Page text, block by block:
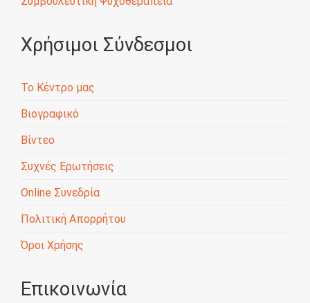
Χρήσιμοι Σύνδεσμοι
Το Κέντρο μας
Βιογραφικό
Βίντεο
Συχνές Ερωτήσεις
Online Συνεδρία
Πολιτική Απορρήτου
Όροι Χρήσης
Επικοινωνία